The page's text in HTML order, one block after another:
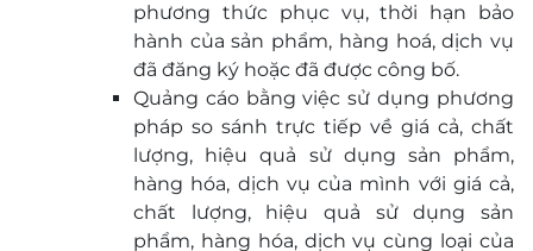
phương thức phục vụ, thời hạn bảo
hành của sản phẩm, hàng hoá, dịch vụ
đã đăng ký hoặc đã được công bố.
Quảng cáo bằng việc sử dụng phương
pháp so sánh trực tiếp về giá cả, chất
lượng, hiệu quả sử dụng sản phẩm,
hàng hóa, dịch vụ của mình với giá cả,
chất lượng, hiệu quả sử dụng sản
phẩm, hàng hóa, dịch vụ cùng loại của